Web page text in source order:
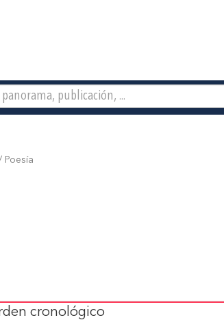
Poesía
cronológico